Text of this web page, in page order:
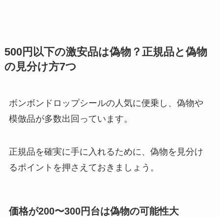
500円以下の激安品は偽物？正規品と偽物
の見分け方7つ
ボンボンドロップシールの人気に便乗し、偽物や
模倣品が多数出回っています。
正規品を確実に手に入れるために、偽物を見分け
るポイントを押さえておきましょう。
価格が200〜300円台は偽物の可能性大